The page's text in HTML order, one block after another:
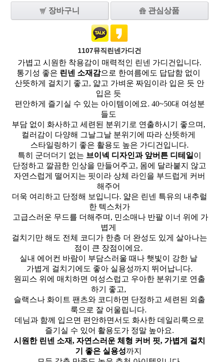
장바구니 관심상품
1107뮤직린넨가디건
가볍고 시원한 착용감이 매력적인 린넨 가디건입니다.
통기성 좋은 린넨 소재감으로 한여름에도 답답함 없이
산뜻하게 걸치기 좋고, 얇고 가벼운 짜임이라 입은 듯 안
입은 듯
편안하게 즐기실 수 있는 아이템이에요. 40~50대 여성분
들도
부담 없이 화사하고 세련된 분위기로 연출하시기 좋으며,
컬러감이 다양해 그날그날 분위기에 따라 산뜻하게
스타일링하기 좋은 활용도 높은 가디건입니다.
특히 군더더기 없는 브이넥 디자인과 앞버튼 디테일 이
단정하고 깔끔한 인상을 만들어주고, 몸에 달라붙지 않고
자연스럽게 떨어지는 핏이라 상체 라인을 부드럽게 커버
해주어
더욱 여리하고 단정해 보입니다. 얇은 린넨 특유의 내추럴
한 텍스처가
고급스러운 무드를 더해주며, 민소매나 반팔 이너 위에 가
볍게
걸치기만 해도 전체 코디가 한층 더 완성도 있게 살아나는
점이 큰 장점이에요.
실내 에어컨 바람이 부담스러울 때나 햇빛이 강한 날
가볍게 걸치기에도 좋아 실용성까지 뛰어납니다.
원피스 위에 매치하면 여성스럽고 우아한 분위기로 연출
하기 좋고,
슬랙스나 화이트 팬츠와 코디하면 단정하고 세련된 외출
룩으로 잘 어울립니다.
데님과 함께 입으면 편안하면서도 화사한 데일리룩으로
즐기실 수 있어 활용도가 정말 높아요.
시원한 린넨 소재, 자연스러운 체형 커버 핏, 가볍게 걸치
기 좋은 실용성까지